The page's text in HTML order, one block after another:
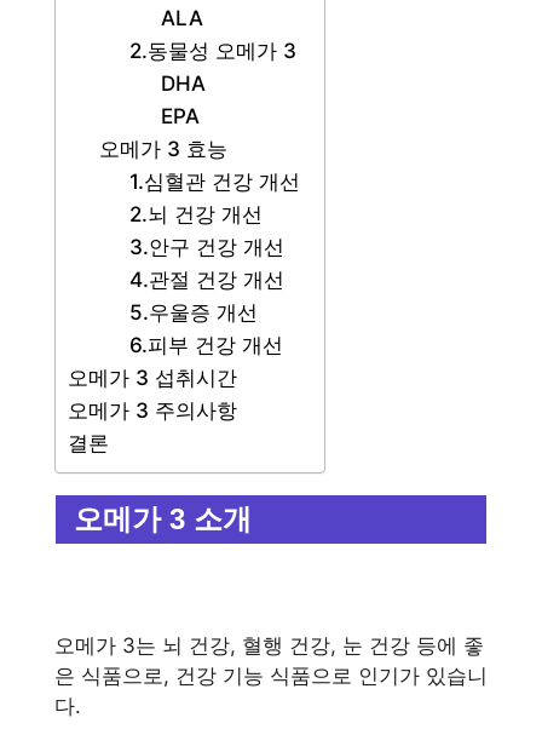
ALA
2.동물성 오메가 3
DHA
EPA
오메가 3 효능
1.심혈관 건강 개선
2.뇌 건강 개선
3.안구 건강 개선
4.관절 건강 개선
5.우울증 개선
6.피부 건강 개선
오메가 3 섭취시간
오메가 3 주의사항
결론
오메가 3 소개
오메가 3는 뇌 건강, 혈행 건강, 눈 건강 등에 좋
은 식품으로, 건강 기능 식품으로 인기가 있습니
다.